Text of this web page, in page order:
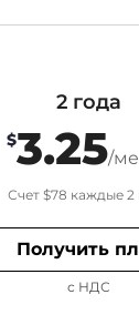
2 года
$3.25/
Счет$78 каждые 2
Получить
с НДС